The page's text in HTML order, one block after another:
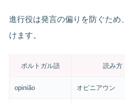
進行役は発言の偏りを防ぐため
けます。
ポルトガル語 読み方
opinião オピニアウン